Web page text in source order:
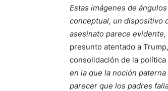
Estas imágenes de
conceptual, un dispositivo
asesinato parece
presunto atentado a
consolidación de la
en la que la noción
parecer que los padres